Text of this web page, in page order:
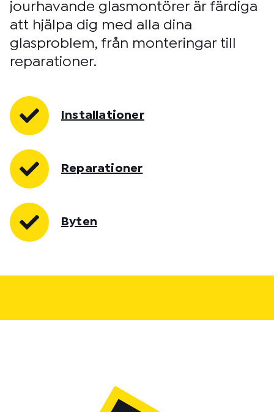
jourhavande glasmontörer är färdiga
att hjälpa dig med alla dina
glasproblem, från monteringar till
reparationer.
Installationer
Reparationer
Byten